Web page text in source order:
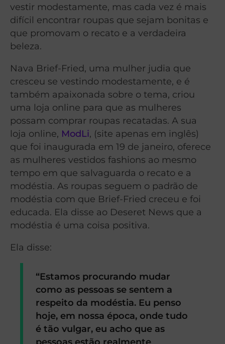
vestir modestamente, mas cada vez é mais
difícil encontrar roupas que sejam bonitas e
que promovam o recato e a verdadeira
beleza.
Nava Brief-Fried, uma mulher judia que
cresceu se vestindo modestamente, e é
também apaixonada sobre o tema, criou
uma loja online para que as mulheres
possam comprar roupas recatadas. A sua
loja online, ModLi, (site apenas em inglês)
que foi inaugurada em 19 de janeiro, oferece
as mulheres vestidos fashions ao mesmo
tempo em que salvaguarda o recato e a
modéstia. As roupas seguem o padrão de
modéstia com que Brief-Fried creceu e foi
educada. Ela disse ao Deseret News que a
modéstia é uma coisa positiva.
Ela disse:
“Estamos procurando mudar
como as pessoas se sentem a
respeito da modéstia. Eu penso
hoje, em nossa época, onde tudo
é tão vulgar, eu acho que as